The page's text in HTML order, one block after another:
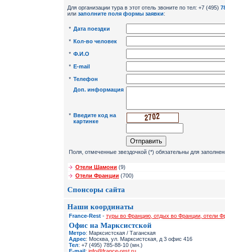
Для организации тура в этот отель звоните по тел: +7 (495)
или заполните поля формы заявки:
* Дата поездки
* Кол-во человек
* Ф.И.О
* E-mail
* Телефон
Доп. информация
* Введите код на
картинке
Поля, отмеченные звездочкой (*) обязательны для
Отели Шамони (9)
Отели Франции (700)
Спонсоры сайта
Наши координаты
France-Rest - туры во Францию, отдых во Франции, отели
Офис на Марксистской
Метро: Марксистская / Таганская
Адрес: Москва, ул. Марксистская, д 3 офис 416
Тел: +7 (495) 785-88-10 (мн.)